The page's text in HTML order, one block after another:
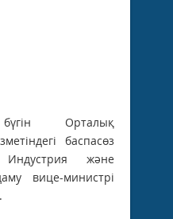
Орталық
баспасөз
және
вице-министрі